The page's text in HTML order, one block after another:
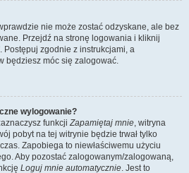
nie może zostać odzyskane, ale bez
Przejdź na stronę logowania i kliknij
Postępuj zgodnie z instrukcjami, a
będziesz móc się zalogować.
wylogowanie?
funkcjiZapamiętaj mnie, witryna
pobyt na tej witrynie będzie trwał tylko
Zapobiega to niewłaściwemu użyciu
Aby pozostać zalogowanym/zalogowaną,
Loguj mnie automatycznie. Jest to